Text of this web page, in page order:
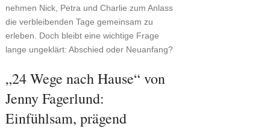
nehmen Nick, Petra und Charlie zum Anlass
die verbleibenden Tage gemeinsam zu
erleben. Doch bleibt eine wichtige Frage
lange ungeklärt: Abschied oder Neuanfang?
„24 Wege nach Hause“ von
Jenny Fagerlund:
Einfühlsam, prägend